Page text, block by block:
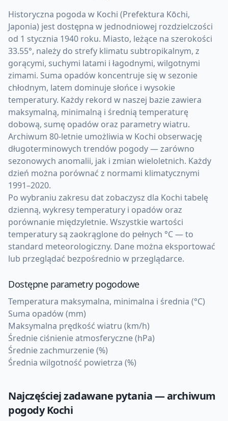
Historyczna pogoda w Kochi (Prefektura Kōchi,
Japonia) jest dostępna w jednodniowej rozdzielczości
od 1 stycznia 1940 roku. Miasto, leżące na szerokości
33.55°, należy do strefy klimatu subtropikalnym, z
gorącymi, suchymi latami i łagodnymi, wilgotnymi
zimami. Suma opadów koncentruje się w sezonie
chłodnym, latem dominuje słońce i wysokie
temperatury. Każdy rekord w naszej bazie zawiera
maksymalną, minimalną i średnią temperaturę
dobową, sumę opadów oraz parametry wiatru.
Archiwum 80-letnie umożliwia w Kochi obserwację
długoterminowych trendów pogody — zarówno
sezonowych anomalii, jak i zmian wieloletnich. Każdy
dzień można porównać z normami klimatycznymi
1991–2020.
Po wybraniu zakresu dat zobaczysz dla Kochi tabelę
dzienną, wykresy temperatury i opadów oraz
porównanie międzyletnie. Wszystkie wartości
temperatury są zaokrąglone do pełnych °C — to
standard meteorologiczny. Dane można eksportować
lub przeglądać bezpośrednio w przeglądarce.
Dostępne parametry pogodowe
Temperatura maksymalna, minimalna i średnia (°C)
Suma opadów (mm)
Maksymalna prędkość wiatru (km/h)
Średnie ciśnienie atmosferyczne (hPa)
Średnie zachmurzenie (%)
Średnia wilgotność powietrza (%)
Najczęściej zadawane pytania — archiwum
pogodyKochi